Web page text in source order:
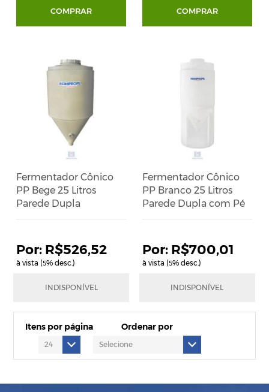
COMPRAR COMPRAR
Fermentador Cônico
PP Bege 25 Litros
Parede Dupla
R$526,52
à vista (5% desc.)
12xdeR$58,51
INDISPONÍVEL
Fermentador Cônico
PP Branco 25 Litros
Parede Dupla com Pé
R$700,01
à vista (5% desc.)
12xdeR$77,78
INDISPONÍVEL
Itens por página Ordenar por